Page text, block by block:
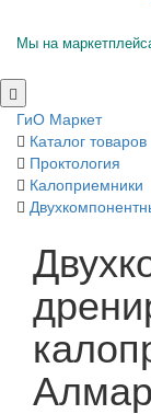
Мы на
ГиО Маркет
Каталог товаров
Проктология
Калоприемники